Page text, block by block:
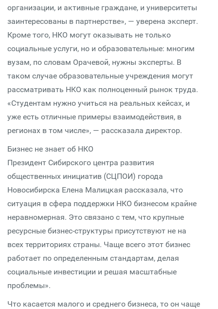
организации, и активные граждане, и университеты
заинтересованы в партнерстве», — уверена эксперт.
Кроме того, НКО могут оказывать не только
социальные услуги, но и образовательные: многим
вузам, по словам Орачевой, нужны эксперты. В
таком случае образовательные учреждения могут
рассматривать НКО как полноценный рынок труда.
«Студентам нужно учиться на реальных кейсах, и
уже есть отличные примеры взаимодействия, в
регионах в том числе», — рассказала директор.
Бизнес не знает об НКО
Президент Сибирского центра развития
общественных инициатив (СЦПОИ) города
Новосибирска Елена Малицкая рассказала, что
ситуация в сфера поддержки НКО бизнесом крайне
неравномерная. Это связано с тем, что крупные
ресурсные бизнес-структуры присутствуют не на
всех территориях страны. Чаще всего этот бизнес
работает по определенным стандартам, делая
социальные инвестиции и решая масштабные
проблемы».
Что касается малого и среднего бизнеса, то он чаще